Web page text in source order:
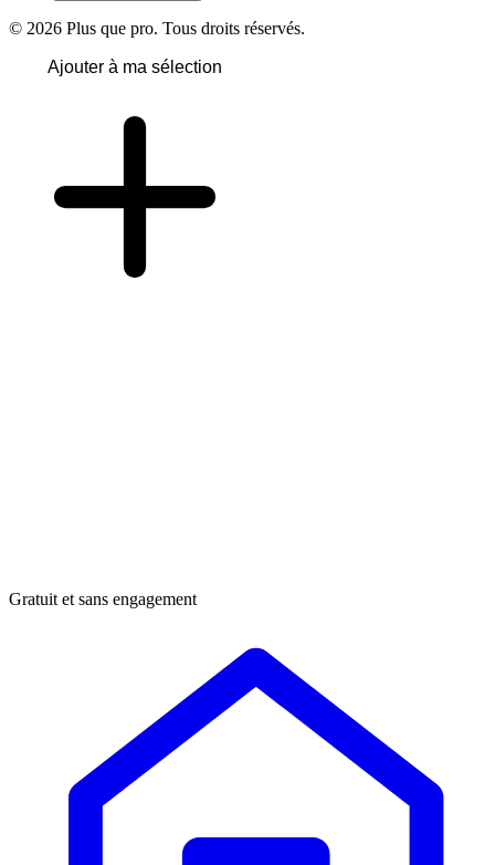
© 2026 Plus que pro. Tous droits réservés.
Ajouter à ma sélection
Gratuit et sans engagement